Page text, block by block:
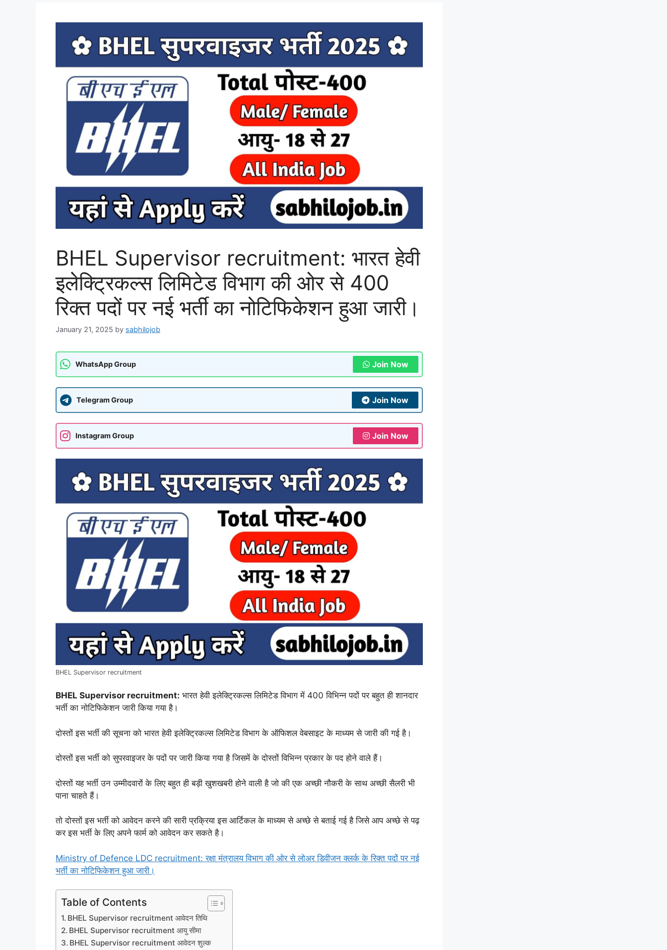
BHEL Supervisor recruitment: भारत हेवी
इलेक्ट्रिकल्स लिमिटेड विभाग की ओर से 400
रिक्त पदों पर नई भर्ती का नोटिफिकेशन हुआ जारी।
January 21, 2025 by sabhilojob
WhatsApp Group Join Now
Telegram Group Join Now
Instagram Group Join Now
BHEL Supervisor recruitment
BHEL Supervisor recruitment: भारत हेवी इलेक्ट्रिकल्स लिमिटेड विभाग में 400 विभिन्न पदों पर बहुत ही शानदार
भर्ती का नोटिफिकेशन जारी किया गया है।
दोस्तों इस भर्ती की सूचना को भारत हेवी इलेक्ट्रिकल्स लिमिटेड विभाग के ऑफिशल वेबसाइट के माध्यम से जारी की गई है।
दोस्तों इस भर्ती को सुपरवाइजर के पदों पर जारी किया गया है जिसमें के दोस्तों विभिन्न प्रकार के पद होने वाले हैं।
दोस्तों यह भर्ती उन उम्मीदवारों के लिए बहुत ही बड़ी खुशखबरी होने वाली है जो की एक अच्छी नौकरी के साथ अच्छी सैलरी भी
पाना चाहते हैं।
तो दोस्तों इस भर्ती को आवेदन करने की सारी प्रक्रिया इस आर्टिकल के माध्यम से अच्छे से बताई गई है जिसे आप अच्छे से पढ़
कर इस भर्ती के लिए अपने फार्म को आवेदन कर सकते है।
Ministry of Defence LDC recruitment: रक्षा मंत्रालय विभाग की ओर से लोअर डिवीजन क्लर्क के रिक्त पदों पर नई
भर्ती का नोटिफिकेशन हुआ जारी।
Table of Contents
BHEL Supervisor recruitment आवेदन तिथि
BHEL Supervisor recruitment आयु सीमा
BHEL Supervisor recruitment आवेदन शुल्क